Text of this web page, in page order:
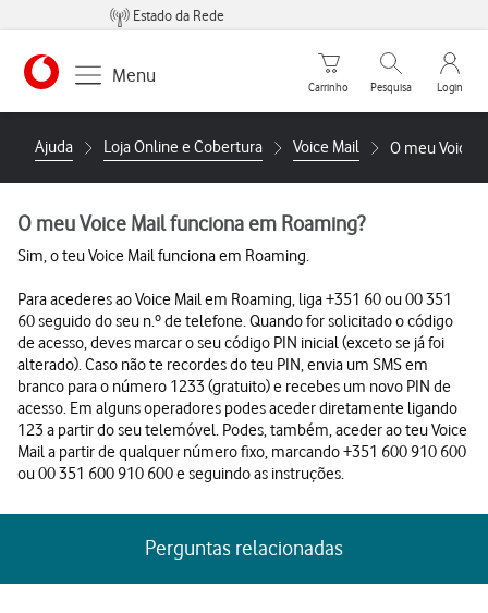
Estado da Rede
https://www.vodafone.pt
Menu
Carrinho de compras
Carrinho
Pesquisar
Pesquisa
My
Login
Ajuda Loja Online e Cobertura Voice Mail O meu Voice
O meu Voice Mail funciona em Roaming?
Sim, o teu Voice Mail funciona em Roaming.
Para acederes ao Voice Mail em Roaming, liga +351 60 ou 00 351
60 seguido do seu n.º de telefone. Quando for solicitado o código
de acesso, deves marcar o seu código PIN inicial (exceto se já foi
alterado). Caso não te recordes do teu PIN, envia um SMS em
branco para o número 1233 (gratuito) e recebes um novo PIN de
acesso. Em alguns operadores podes aceder diretamente ligando
123 a partir do seu telemóvel. Podes, também, aceder ao teu Voice
Mail a partir de qualquer número fixo, marcando +351 600 910 600
ou 00 351 600 910 600 e seguindo as instruções.
Perguntas relacionadas